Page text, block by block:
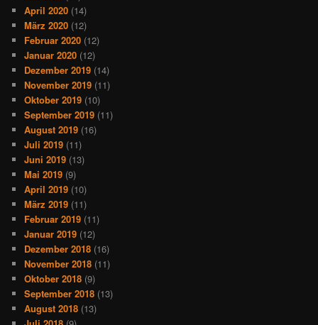
April 2020 (14)
März 2020 (12)
Februar 2020 (12)
Januar 2020 (12)
Dezember 2019 (14)
November 2019 (11)
Oktober 2019 (10)
September 2019 (11)
August 2019 (16)
Juli 2019 (11)
Juni 2019 (13)
Mai 2019 (9)
April 2019 (10)
März 2019 (11)
Februar 2019 (11)
Januar 2019 (12)
Dezember 2018 (16)
November 2018 (11)
Oktober 2018 (9)
September 2018 (13)
August 2018 (13)